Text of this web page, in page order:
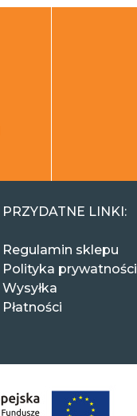
PRZYDATNE LINKI:
Regulamin sklepu
Polityka prywatności
Wysyłka
Płatności